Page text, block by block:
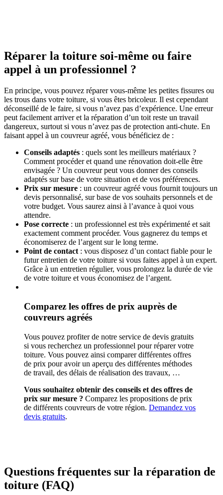
Réparer la toiture soi-même ou faire
appel à un professionnel ?
En principe, vous pouvez réparer vous-même les petites fissures ou
les trous dans votre toiture, si vous êtes bricoleur. Il est cependant
déconseillé de le faire, si vous n’avez pas d’expérience. Une erreur
peut facilement arriver et la réparation d’un toit reste un travail
dangereux, surtout si vous n’avez pas de protection anti-chute. En
faisant appel à un couvreur agréé, vous bénéficiez de :
Conseils adaptés : quels sont les meilleurs matériaux ?
Comment procéder et quand une rénovation doit-elle être
envisagée ? Un couvreur peut vous donner des conseils
adaptés sur base de votre situation et de vos préférences.
Prix sur mesure : un couvreur agréé vous fournit toujours un
devis personnalisé, sur base de vos souhaits personnels et de
votre budget. Vous saurez ainsi à l’avance à quoi vous
attendre.
Pose correcte : un professionnel est très expérimenté et sait
exactement comment procéder. Vous gagnerez du temps et
économiserez de l’argent sur le long terme.
Point de contact : vous disposez d’un contact fiable pour le
futur entretien de votre toiture si vous faites appel à un expert.
Grâce à un entretien régulier, vous prolongez la durée de vie
de votre toiture et vous économisez de l’argent.
Comparez les offres de prix auprès de
couvreurs agréés
Vous pouvez profiter de notre service de devis gratuits
si vous recherchez un professionnel pour réparer votre
toiture. Vous pouvez ainsi comparer différentes offres
de prix pour avoir un aperçu des différentes méthodes
de travail, des délais de réalisation des travaux, …
Vous souhaitez obtenir des conseils et des offres de
prix sur mesure ? Comparez les propositions de prix
de différents couvreurs de votre région. Demandez vos
devis gratuits.
Questions fréquentes sur la réparation de
toiture (FAQ)